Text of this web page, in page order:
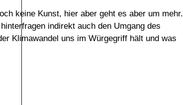
keine Kunst, hier aber geht es aber um mehr.
indirekt auch den Umgang des
Klimawandel uns im Würgegriff hält und was